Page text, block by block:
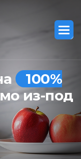
100%
из-под